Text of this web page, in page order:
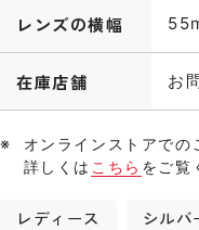
レンズの横幅
在庫店舗 お
オンラインストアで
詳しくは こちら をご覧
レディース シルバ